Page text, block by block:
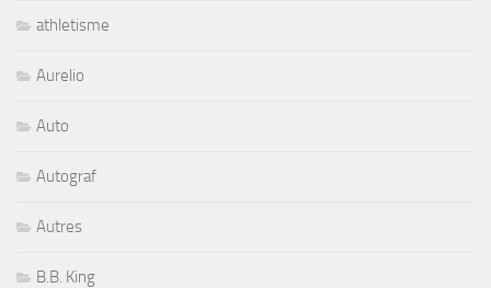
athletisme
Aurelio
Auto
Autograf
Autres
B.B. King